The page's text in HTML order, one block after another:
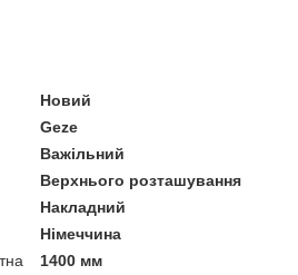
Новий
Geze
Важільний
Верхнього розташування
Накладний
Німеччина
1400 мм